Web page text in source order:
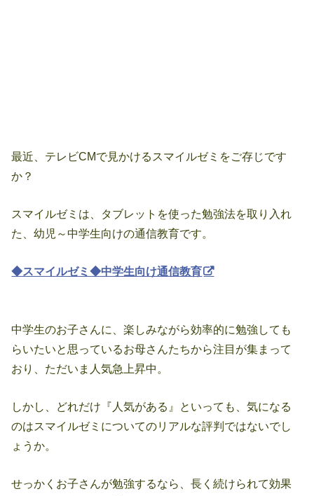
最近、テレビCMで見かけるスマイルゼミをご存じです
か？
スマイルゼミは、タブレットを使った勉強法を取り入れ
た、幼児～中学生向けの通信教育です。
◆スマイルゼミ◆中学生向け通信教育
中学生のお子さんに、楽しみながら効率的に勉強しても
らいたいと思っているお母さんたちから注目が集まって
おり、ただいま人気急上昇中。
しかし、どれだけ『人気がある』といっても、気になる
のはスマイルゼミについてのリアルな評判ではないでし
ょうか。
せっかくお子さんが勉強するなら、長く続けられて効果